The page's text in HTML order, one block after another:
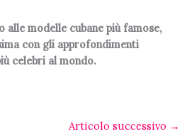
modelle cubane più famose,
con gli approfondimenti
celebri al mondo.
Articolo successivo →